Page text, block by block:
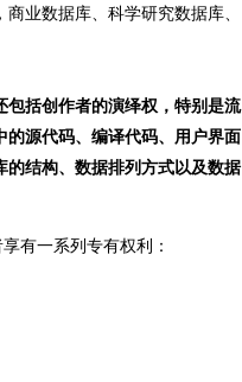
商业数据库、科学研究数据库、
括创作者的演绎权，特别是流
源代码、编译代码、用户界面
结构、数据排列方式以及数据
有一系列专有权利：